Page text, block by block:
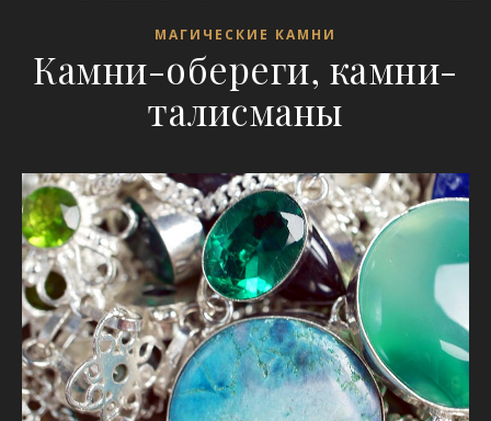
МАГИЧЕСКИЕ КАМНИ
Камни-обереги, камни-
талисманы